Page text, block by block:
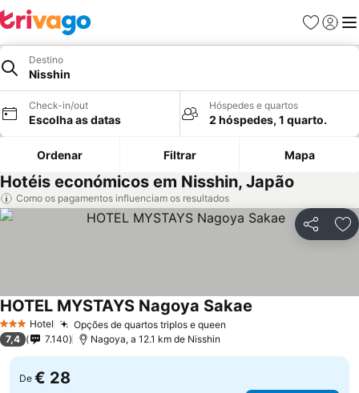
Favoritos
Iniciar
Destino
Nisshin
Check-in/out
Escolha as datas
Hóspedes e quartos
2 hóspedes, 1 quarto.
Ordenar Filtrar Mapa
Hotéis económicos em Nisshin, Japão
Como os pagamentos influenciam os resultados
Partilhar
3 EstrelasHotel Opções de quartos triplos e queen
HOTEL MYSTAYS Nagoya Sakae
7,4 7.140 Nagoya, a 12.1 km de Nisshin
De € 28